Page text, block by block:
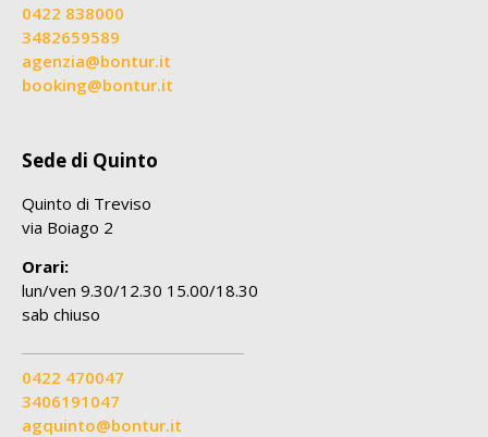
0422 838000
3482659589
agenzia@bontur.it
booking@bontur.it
Sede di Quinto
Quinto di Treviso
via Boiago 2
Orari:
lun/ven 9.30/12.30 15.00/18.30
sab chiuso
0422 470047
3406191047
agquinto@bontur.it